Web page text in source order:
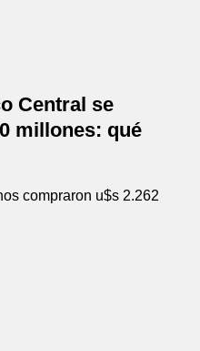
Central se
millones: qué